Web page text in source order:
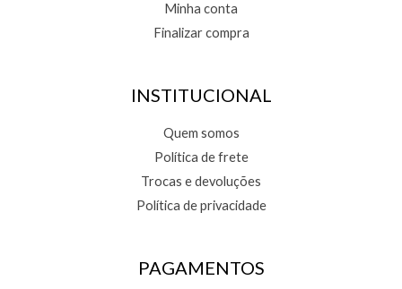
Minha conta
Finalizar compra
INSTITUCIONAL
Quem somos
Política de frete
Trocas e devoluções
Política de privacidade
PAGAMENTOS